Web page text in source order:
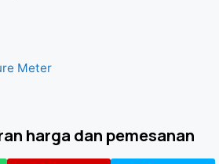
Meter
harga dan pemesanan